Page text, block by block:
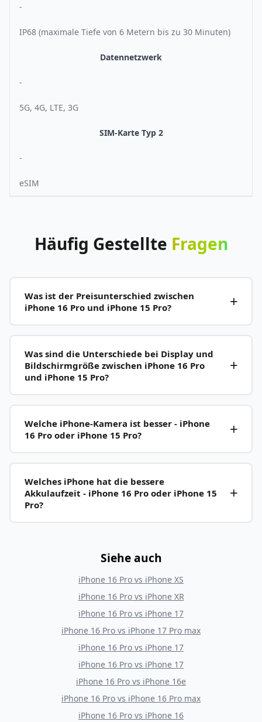
-
IP68 (maximale Tiefe von 6 Metern bis zu 30 Minuten)
Datennetzwerk
-
5G, 4G, LTE, 3G
SIM-Karte Typ 2
-
eSIM
Häufig Gestellte Fragen
Was ist der Preisunterschied zwischen
iPhone 16 Pro und iPhone 15 Pro?
Was sind die Unterschiede bei Display und
Bildschirmgröße zwischen iPhone 16 Pro
und iPhone 15 Pro?
Welche iPhone-Kamera ist besser - iPhone
16 Pro oder iPhone 15 Pro?
Welches iPhone hat die bessere
Akkulaufzeit - iPhone 16 Pro oder iPhone 15
Pro?
Siehe auch
iPhone 16 Pro vs iPhone XS
iPhone 16 Provs iPhone XR
iPhone 16 Pro vs iPhone 17
iPhone 16 Pro vs iPhone 17 Pro max
iPhone 16 Pro vs iPhone 17
iPhone 16 Pro vs iPhone 17
iPhone 16 Pro vs iPhone 16e
iPhone 16 Pro vs iPhone 16 Pro max
iPhone 16 Pro vs iPhone 16